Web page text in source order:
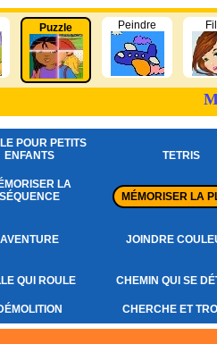
Puzzle Peindre
POUR PETITS
ENFANTS
TETRIS
LA
SÉQUENCE
MÉMORISER LA
AVENTURE JOINDRE
QUI ROULE CHEMIN QUI SE
CHERCHE ET